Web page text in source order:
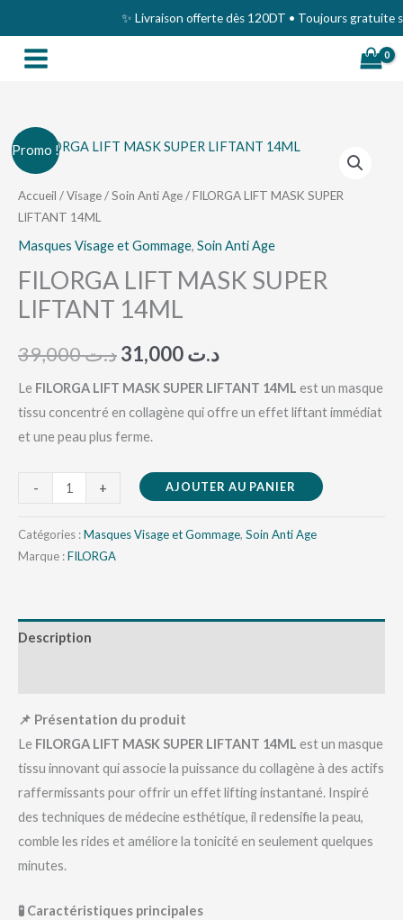
au
contenu
✨ Livraison offerte dès 120DT • Toujours gratuite
Promo !
Accueil /Visage/Soin Anti Age/ FILORGA LIFT MASK SUPER
LIFTANT 14ML
Masques Visage et Gommage, Soin Anti Age
FILORGA LIFT MASK SUPER
LIFTANT 14ML
د.ت39,000
Le
prix
était :
د.ت 39,000.
د.ت
Le
prix
est :
Le FILORGA LIFT MASK SUPER LIFTANT 14ML est un masque
tissu concentré en collagène qui offre un effet liftant immédiat
et une peau plus ferme.
-
quantité
de
FILORGA
LIFT
MASK
LIFTANT
14ML
+ AJOUTER AU PANIER
Catégories :Masques Visage et Gommage, Soin Anti Age
Marque :FILORGA
Description
📌 Présentation du produit
Le FILORGA LIFT MASK SUPER LIFTANT 14ML est un masque
tissu innovant qui associe la puissance du collagène à des actifs
raffermissants pour offrir un effet lifting instantané. Inspiré
des techniques de médecine esthétique, il redensifie la peau,
comble les rides et améliore la tonicité en seulement quelques
minutes.
🧪 Caractéristiques principales